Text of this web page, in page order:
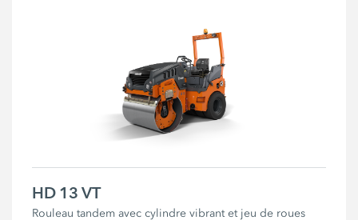
HD 13 VT
Rouleau tandem avec cylindre vibrant et jeu de roues